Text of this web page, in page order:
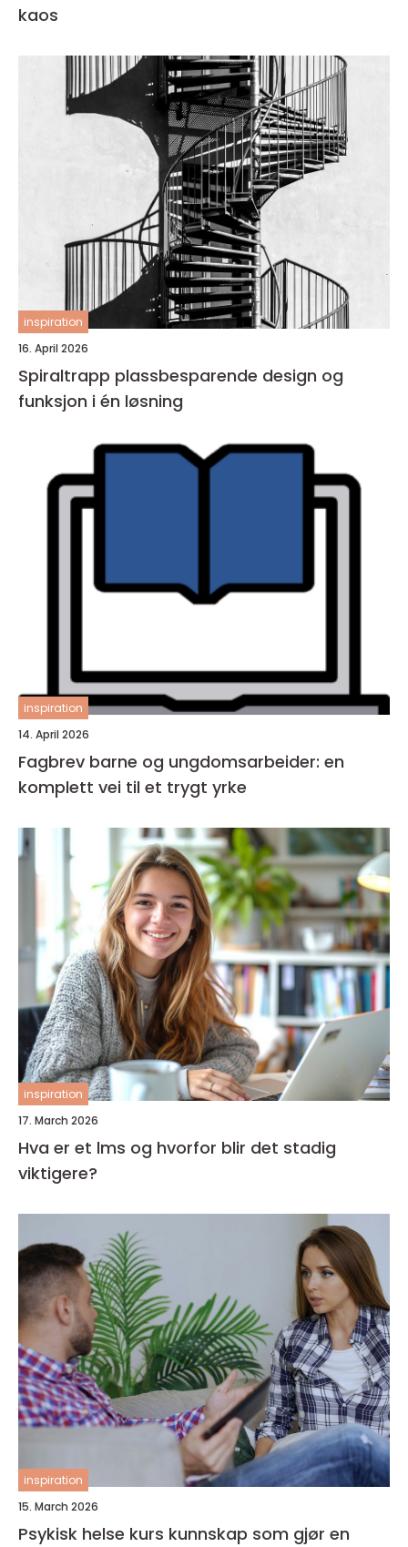
kaos
inspiration
16. April 2026
Spiraltrapp plassbesparende design og
funksjon i én løsning
inspiration
14. April 2026
Fagbrev barne og ungdomsarbeider: en
komplett vei til et trygt yrke
inspiration
17. March 2026
Hva er et lms og hvorfor blir det stadig
viktigere?
inspiration
15. March 2026
Psykisk helse kurs kunnskap som gjør en